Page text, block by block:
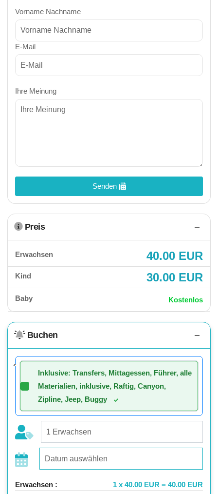
Vorname Nachname
E-Mail
Ihre Meinung
Senden
Preis
Erwachsen 40.00 EUR
Kind 30.00 EUR
Baby Kostenlos
Buchen
Inklusive: Transfers, Mittagessen, Führer, alle
Materialien, inklusive, Raftig, Canyon,
Zipline, Jeep, Buggy
Erwachsen :
1 x 40.00 EUR = 40.00 EUR